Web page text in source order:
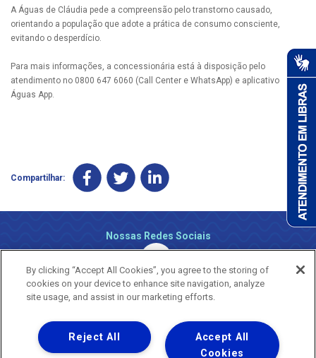
A Águas de Cláudia pede a compreensão pelo transtorno causado,
orientando a população que adote a prática de consumo consciente,
evitando o desperdício.
Para mais informações, a concessionária está à disposição pelo
atendimento no 0800 647 6060 (Call Center e WhatsApp) e aplicativo
Águas App.
Compartilhar:
Nossas Redes Sociais
Uma empresa
Copyright ® 2026 - Todos os Direitos Reservados.
By clicking “Accept All Cookies”, you agree to the storing of
cookies on your device to enhance site navigation, analyze
site usage, and assist in our marketing efforts.
Accept All
Cookies
Reject All